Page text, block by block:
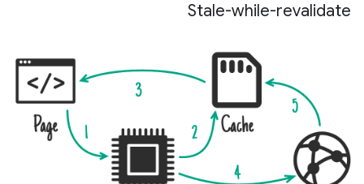
Stale-while-revalidate